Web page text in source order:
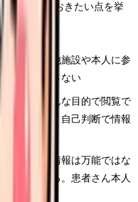
意識しておきたい点を挙
情報が、他施設や本人に参
誤記を残さない
範囲を、どんな目的で閲覧で
っている。自己判断で情報
共有される情報は万能ではな
場合もある。患者さん本人